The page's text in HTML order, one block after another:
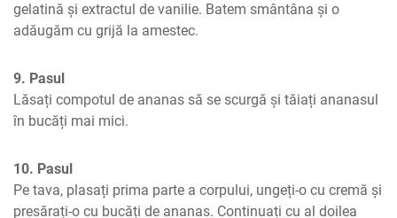
gelatină și extractul de vanilie. Batem smântâna și o
adăugăm cu grijă la amestec.
9. Pasul
Lăsați compotul de ananas să se scurgă și tăiați ananasul
în bucăți mai mici.
10. Pasul
Pe tava, plasați prima parte a corpului, ungeți-o cu cremă și
presărați-o cu bucăți de ananas. Continuați cu al doilea